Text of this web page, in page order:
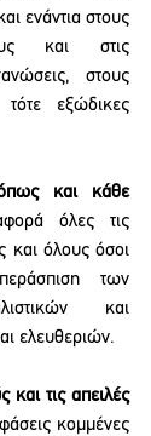
ενάντια στους
και στις
στους
τότε εξώδικες
και κάθε
όλες τις
και όλους όσοι
των
και
ελευθεριών.
Απέναντι στους εκφοβισμούς και τις απειλές
κομμένες